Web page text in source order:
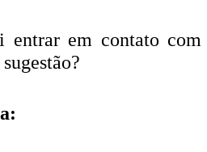
entrar em contato